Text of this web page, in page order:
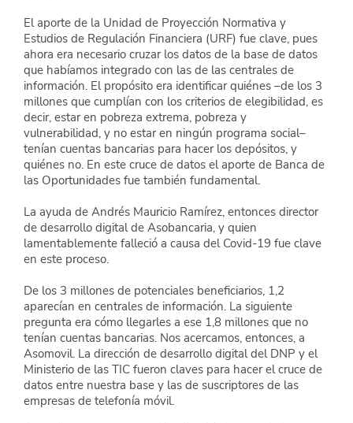
El aporte de la Unidad de Proyección Normativa y
Estudios de Regulación Financiera (URF) fue clave, pues
ahora era necesario cruzar los datos de la base de datos
que habíamos integrado con las de las centrales de
información. El propósito era identificar quiénes –de los 3
millones que cumplían con los criterios de elegibilidad, es
decir, estar en pobreza extrema, pobreza y
vulnerabilidad, y no estar en ningún programa social–
tenían cuentas bancarias para hacer los depósitos, y
quiénes no. En este cruce de datos el aporte de Banca de
las Oportunidades fue también fundamental.
La ayuda de Andrés Mauricio Ramírez, entonces director
de desarrollo digital de Asobancaria, y quien
lamentablemente falleció a causa del Covid-19 fue clave
en este proceso.
De los 3 millones de potenciales beneficiarios, 1,2
aparecían en centrales de información. La siguiente
pregunta era cómo llegarles a ese 1,8 millones que no
tenían cuentas bancarias. Nos acercamos, entonces, a
Asomovil. La dirección de desarrollo digital del DNP y el
Ministerio de las TIC fueron claves para hacer el cruce de
datos entre nuestra base y las de suscriptores de las
empresas de telefonía móvil.